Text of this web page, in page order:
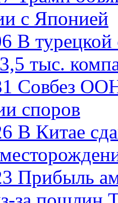
с Японией
В
тыс.
Совбез
споров
В Китае
Прибыль